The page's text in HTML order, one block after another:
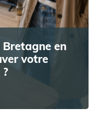
en
votre